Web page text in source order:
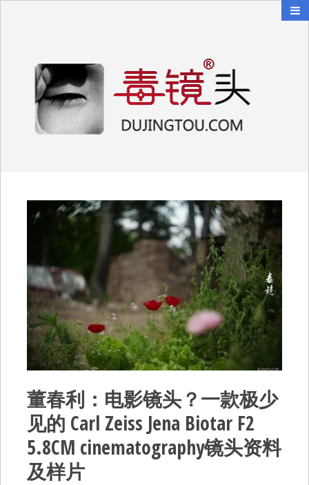
董春利：电影镜头？一款极少
见的 Carl Zeiss Jena Biotar F2
5.8CM cinematography镜头资料
及样片